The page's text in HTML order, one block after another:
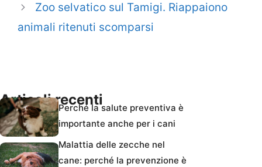
Zoo selvatico sul Tamigi. Riappaiono
animali ritenuti scomparsi
Articoli recentiPerché la salute preventiva è
importante anche per i cani
Malattia delle zecche nel
cane: perché la prevenzione è